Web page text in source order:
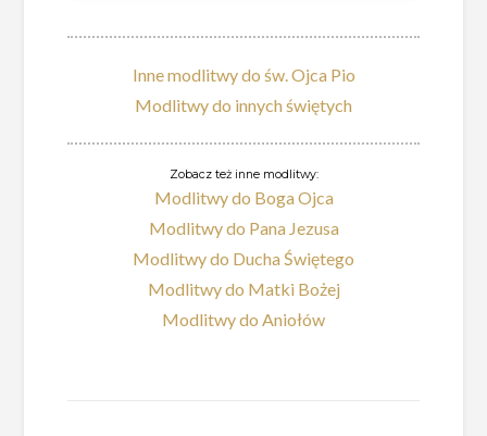
Inne modlitwy do św. Ojca Pio
Modlitwy do innych świętych
Zobacz też inne modlitwy:
Modlitwy do Boga Ojca
Modlitwy do Pana Jezusa
Modlitwy do Ducha Świętego
Modlitwy do Matki Bożej
Modlitwy do Aniołów